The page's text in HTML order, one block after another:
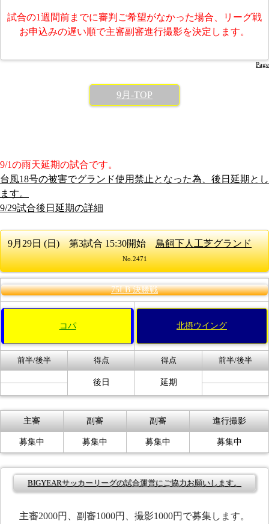
試合の1週間前までに審判ご希望がなかった場合、リーグ戦
お申込みの遅い順で主審副審進行撮影を決定します。
Page
9月-TOP
9/1の雨天延期の試合です。
台風18号の被害でグランド使用禁止となった為、後日延期とし
ます。
9/29試合後日延期の詳細
9月29日 (日) 第3試合 15:30開始鳥飼下人工芝グランド
No.2471
75LB 決勝戦
コパ 北摂ウイング
前半/後半 得点 得点 前半/後半
後日 延期
主審 副審 副審 進行撮影
募集中 募集中 募集中 募集中
BIGYEARサッカーリーグの試合運営にご協力お願いします。
主審2000円、副審1000円、撮影1000円で募集します。